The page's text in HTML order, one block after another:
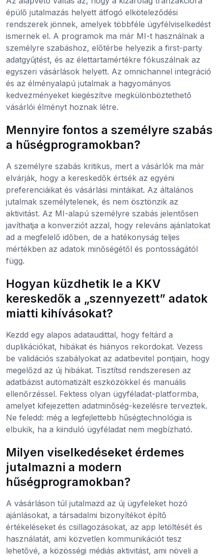
épülő jutalmazás helyett átfogó elköteleződési
rendszerek jönnek, amelyek többféle ügyfélviselkedést
ismernek el. A programok ma már MI-t használnak a
személyre szabáshoz, előtérbe helyezik a first-party
adatgyűjtést, és az élettartamértékre fókuszálnak az
egyszeri vásárlások helyett. Az omnichannel integráció
és az élményalapú jutalmak a hagyományos
kedvezményeket kiegészítve megkülönböztethető
vásárlói élményt hoznak létre.
Mennyire fontos a személyre szabás
a hűségprogramokban?
A személyre szabás kritikus, mert a vásárlók ma már
elvárják, hogy a kereskedők értsék az egyéni
preferenciáikat és vásárlási mintáikat. Az általános
jutalmak személytelenek, és nem ösztönzik az
aktivitást. Az MI-alapú személyre szabás jelentősen
javíthatja a konverziót azzal, hogy releváns ajánlatokat
ad a megfelelő időben, de a hatékonyság teljes
mértékben az adatok minőségétől és pontosságától
függ.
Hogyan küzdhetik le a KKV
kereskedők a „szennyezett” adatok
miatti kihívásokat?
Kezdd egy alapos adataudittal, hogy feltárd a
duplikációkat, hibákat és hiányos rekordokat. Vezess
be validációs szabályokat az adatbevitel pontjain, hogy
megelőzd az új hibákat. Tisztítsd rendszeresen az
adatbázist automatizált eszközökkel és manuális
ellenőrzéssel. Fektess olyan ügyféladat-platformba,
amelyet kifejezetten adatminőség-kezelésre terveztek.
Ne feledd: még a legfejlettebb hűségtechnológia is
elbukik, ha a kiinduló ügyféladat nem megbízható.
Milyen viselkedéseket érdemes
jutalmazni a modern
hűségprogramokban?
A vásárláson túl jutalmazd az új ügyfeleket hozó
ajánlásokat, a társadalmi bizonyítékot építő
értékeléseket és csillagozásokat, az app letöltését és
használatát, ami közvetlen kommunikációt tesz
lehetővé, a közösségi médiás aktivitást, ami növeli a